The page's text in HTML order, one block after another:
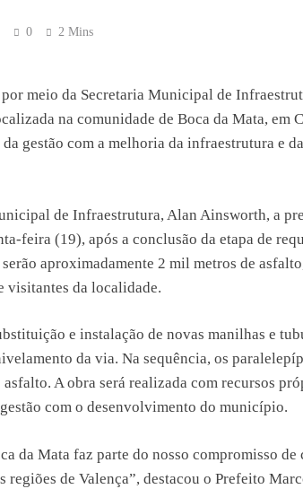
0 2 Mins
meio da Secretaria Municipal de
na comunidade de Boca da Mata, em
gestão com a melhoria da infraestrutura e
de Infraestrutura, Alan Ainsworth, a
feira (19), após a conclusão da etapa de
aproximadamente 2 mil metros de
visitantes da localidade.
e instalação de novas manilhas e
da via. Na sequência, os
asfalto. A obra será realizada com recursos
com o desenvolvimento do município.
da Mata faz parte do nosso compromisso
regiões de Valença”, destacou o Prefeito